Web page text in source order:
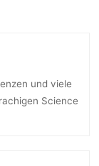
und viele
Science